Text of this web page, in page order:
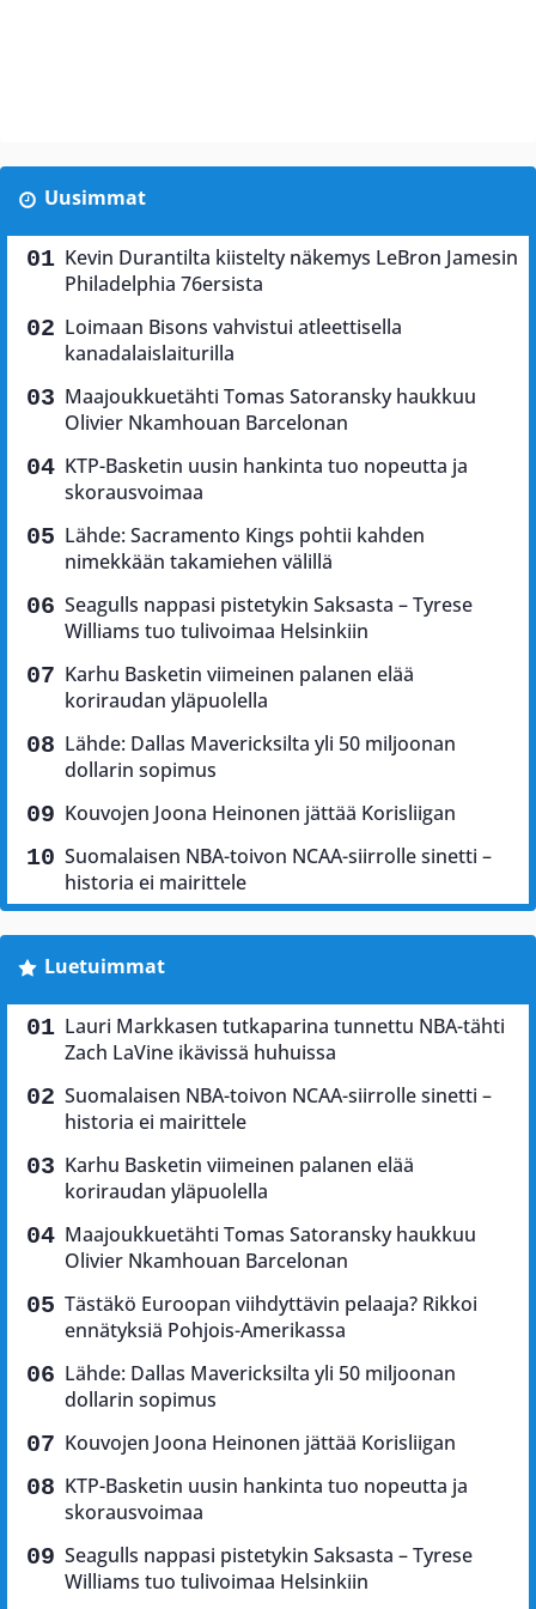
Uusimmat
Kevin Durantilta kiistelty näkemys LeBron Jamesin
Philadelphia 76ersista
Loimaan Bisons vahvistui atleettisella
kanadalaislaiturilla
Maajoukkuetähti Tomas Satoransky haukkuu
Olivier Nkamhouan Barcelonan
KTP-Basketin uusin hankinta tuo nopeutta ja
skorausvoimaa
Lähde: Sacramento Kings pohtii kahden
nimekkään takamiehen välillä
Seagulls nappasi pistetykin Saksasta – Tyrese
Williams tuo tulivoimaa Helsinkiin
Karhu Basketin viimeinen palanen elää
koriraudan yläpuolella
Lähde: Dallas Mavericksilta yli 50 miljoonan
dollarin sopimus
Kouvojen Joona Heinonen jättää Korisliigan
Suomalaisen NBA-toivon NCAA-siirrolle sinetti –
historia ei mairittele
Luetuimmat
Lauri Markkasen tutkaparina tunnettu NBA-tähti
Zach LaVine ikävissä huhuissa
Suomalaisen NBA-toivon NCAA-siirrolle sinetti –
historia ei mairittele
Karhu Basketin viimeinen palanen elää
koriraudan yläpuolella
Maajoukkuetähti Tomas Satoransky haukkuu
Olivier Nkamhouan Barcelonan
Tästäkö Euroopan viihdyttävin pelaaja? Rikkoi
ennätyksiä Pohjois-Amerikassa
Lähde: Dallas Mavericksilta yli 50 miljoonan
dollarin sopimus
Kouvojen Joona Heinonen jättää Korisliigan
KTP-Basketin uusin hankinta tuo nopeutta ja
skorausvoimaa
Seagulls nappasi pistetykin Saksasta – Tyrese
Williams tuo tulivoimaa Helsinkiin